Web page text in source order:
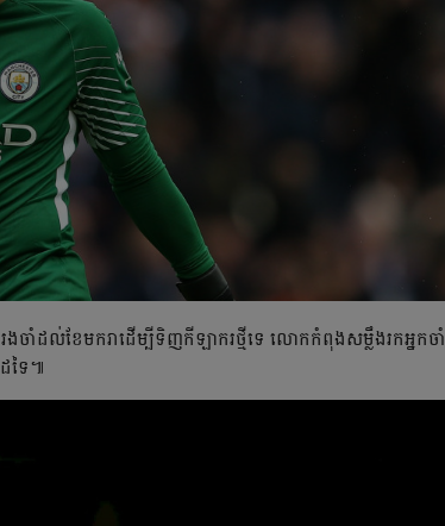
ង​ចាំ​ដល់​ខែ​មករា​ដើម្បី​ទិញ​កីឡាករ​​ថ្មី​ទេ លោក​កំពុង​​​សម្លឹង​រក​អ្នក​ចាំ​
ទៃ៕